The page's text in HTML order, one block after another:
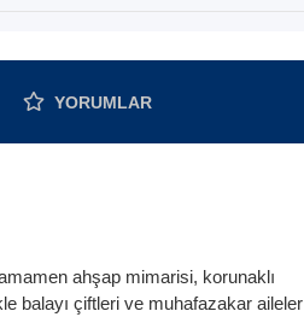
YORUMLAR
ahşap mimarisi, korunaklı
balayı çiftleri ve muhafazakar aileler